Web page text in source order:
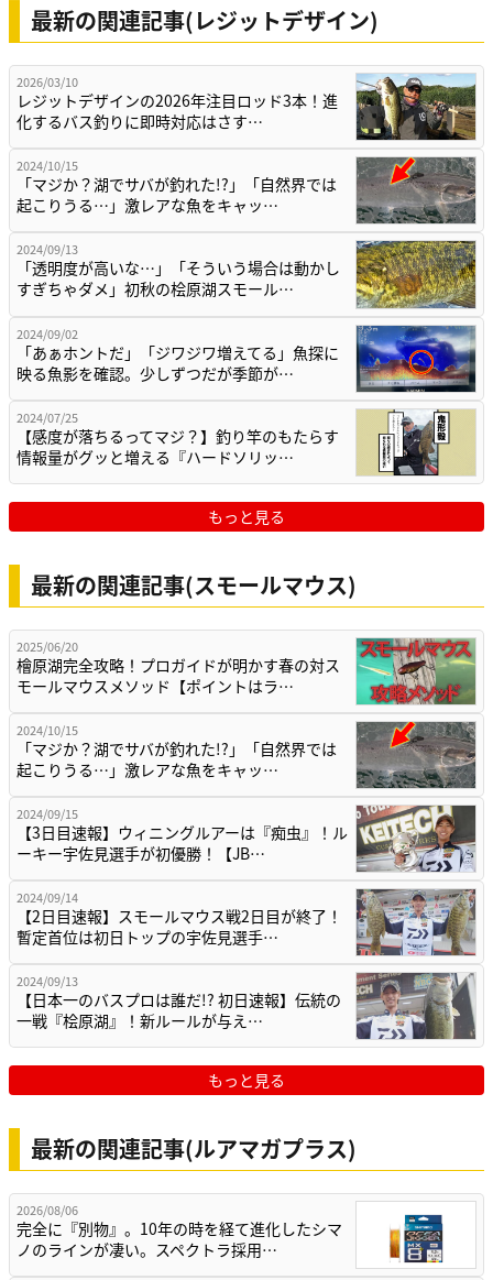
最新の関連記事(レジットデザイン)
2026/03/10
レジットデザインの2026年注目ロッド3本！進
化するバス釣りに即時対応はさす…
2024/10/15
「マジか？湖でサバが釣れた!?」「自然界では
起こりうる…」激レアな魚をキャッ…
2024/09/13
「透明度が高いな…」「そういう場合は動かし
すぎちゃダメ」初秋の桧原湖スモール…
2024/09/02
「あぁホントだ」「ジワジワ増えてる」魚探に
映る魚影を確認。少しずつだが季節が…
2024/07/25
【感度が落ちるってマジ？】釣り竿のもたらす
情報量がグッと増える『ハードソリッ…
もっと見る
最新の関連記事(スモールマウス)
2025/06/20
檜原湖完全攻略！プロガイドが明かす春の対ス
モールマウスメソッド【ポイントはラ…
2024/10/15
「マジか？湖でサバが釣れた!?」「自然界では
起こりうる…」激レアな魚をキャッ…
2024/09/15
【3日目速報】ウィニングルアーは『痴虫』！ル
ーキー宇佐見選手が初優勝！【JB…
2024/09/14
【2日目速報】スモールマウス戦2日目が終了！
暫定首位は初日トップの宇佐見選手…
2024/09/13
【日本一のバスプロは誰だ!? 初日速報】伝統の
一戦『桧原湖』！新ルールが与え…
もっと見る
最新の関連記事(ルアマガプラス)
2026/08/06
完全に『別物』。10年の時を経て進化したシマ
ノのラインが凄い。スペクトラ採用…